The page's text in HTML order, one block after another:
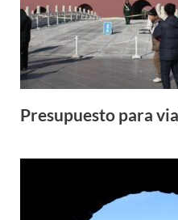
Presupuesto para